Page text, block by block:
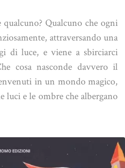
qualcuno? Qualcuno che ogni
attraversando una
di luce, e viene a sbirciarci
cosa nasconde davvero il
in un mondo magico,
luci e le ombre che albergano